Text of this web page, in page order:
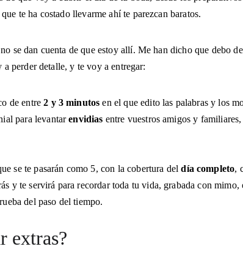
te ha costado llevarme ahí te parezcan baratos.
se dan cuenta de que estoy allí. Me han dicho que debo
perder detalle, y te voy a entregar:
de entre 2 y 3 minutos en el que edito las palabras y los
para levantar envidias entre vuestros amigos y
se te pasarán como 5, con la cobertura del día completo,
y te servirá para recordar toda tu vida, grabada con
del paso del tiempo.
extras?